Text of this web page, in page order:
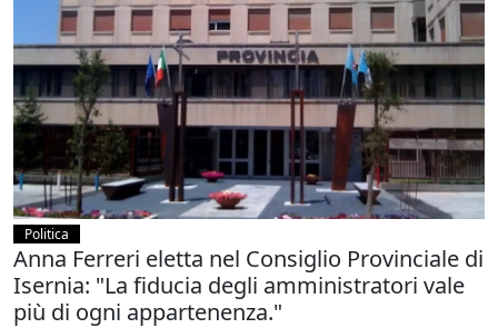
Politica
Anna Ferreri eletta nel Consiglio Provinciale di
Isernia: "La fiducia degli amministratori vale
più di ogni appartenenza."